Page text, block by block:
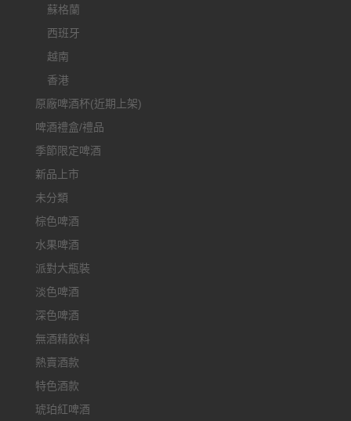
蘇格蘭
西班牙
越南
香港
原廠啤酒杯(近期上架)
啤酒禮盒/禮品
季節限定啤酒
新品上市
未分類
棕色啤酒
水果啤酒
派對大瓶裝
淡色啤酒
深色啤酒
無酒精飲料
熱賣酒款
特色酒款
琥珀紅啤酒